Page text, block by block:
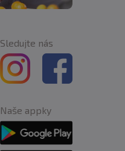
Sledujte nás
Naše appky